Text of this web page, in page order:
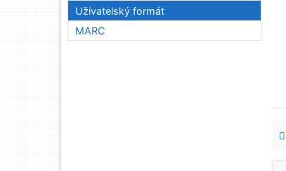
Uživatelský formát
MARC